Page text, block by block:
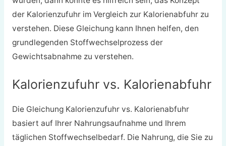
der Kalorienzufuhr im Vergleich zur Kalorienabfuhr zu
verstehen. Diese Gleichung kann Ihnen helfen, den
grundlegenden Stoffwechselprozess der
Gewichtsabnahme zu verstehen.
Kalorienzufuhr vs. Kalorienabfuhr
Die Gleichung Kalorienzufuhr vs. Kalorienabfuhr
basiert auf Ihrer Nahrungsaufnahme und Ihrem
täglichen Stoffwechselbedarf. Die Nahrung, die Sie zu